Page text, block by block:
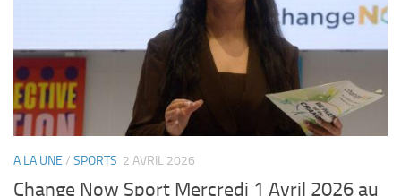
A LA UNE / SPORTS 2 AVRIL 2026
Change Now Sport Mercredi 1 Avril 2026 au